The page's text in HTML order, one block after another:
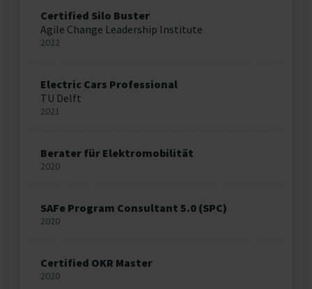
Certified Silo Buster
Agile Change Leadership Institute
2022
Electric Cars Professional
TU Delft
2021
Berater für Elektromobilität
2020
SAFe Program Consultant 5.0 (SPC)
2020
Certified OKR Master
2020